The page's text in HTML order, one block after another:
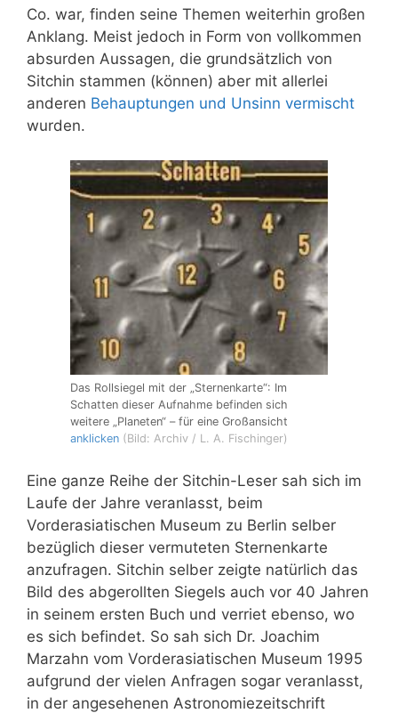
Co. war, finden seine Themen weiterhin großen
Anklang. Meist jedoch in Form von vollkommen
absurden Aussagen, die grundsätzlich von
Sitchin stammen (können) aber mit allerlei
anderen Behauptungen und Unsinn vermischt
wurden.
Das Rollsiegel mit der „Sternenkarte“: Im
Schatten dieser Aufnahme befinden sich
weitere „Planeten“ – für eine Großansicht
anklicken (Bild: Archiv / L. A. Fischinger)
Eine ganze Reihe der Sitchin-Leser sah sich im
Laufe der Jahre veranlasst, beim
Vorderasiatischen Museum zu Berlin selber
bezüglich dieser vermuteten Sternenkarte
anzufragen. Sitchin selber zeigte natürlich das
Bild des abgerollten Siegels auch vor 40 Jahren
in seinem ersten Buch und verriet ebenso, wo
es sich befindet. So sah sich Dr. Joachim
Marzahn vom Vorderasiatischen Museum 1995
aufgrund der vielen Anfragen sogar veranlasst,
in der angesehenen Astronomiezeitschrift